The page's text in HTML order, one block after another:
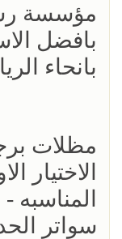
مؤسسة
بافضل
بانحاء
مظلات
الاختيار
سواتر